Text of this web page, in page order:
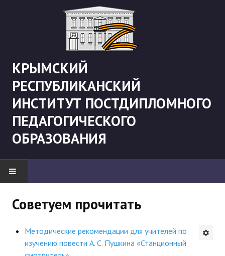
КРЫМСКИЙ
РЕСПУБЛИКАНСКИЙ
ИНСТИТУТ ПОСТДИПЛОМНОГО
ПЕДАГОГИЧЕСКОГО
ОБРАЗОВАНИЯ
Советуем прочитать
Методические рекомендации для учителей по
изучению повести А. С. Пушкина «Станционный